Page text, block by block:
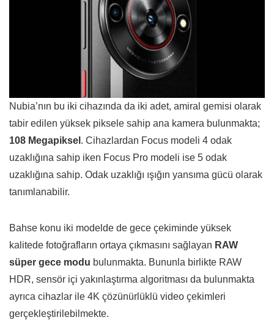
Nubia’nın bu iki cihazında da iki adet, amiral gemisi olarak
tabir edilen yüksek piksele sahip ana kamera bulunmakta;
108 Megapiksel . Cihazlardan Focus modeli 4 odak
uzaklığına sahip iken Focus Pro modeli ise 5 odak
uzaklığına sahip. Odak uzaklığı ışığın yansıma gücü olarak
tanımlanabilir.
Bahse konu iki modelde de gece çekiminde yüksek
kalitede fotoğrafların ortaya çıkmasını sağlayan RAW
süper gece modu bulunmakta. Bununla birlikte RAW
HDR, sensör içi yakınlaştırma algoritması da bulunmakta
ayrıca cihazlar ile 4K çözünürlüklü video çekimleri
gerçekleştirilebilmekte.